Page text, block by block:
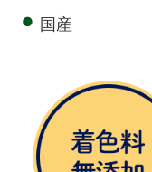
● 国産